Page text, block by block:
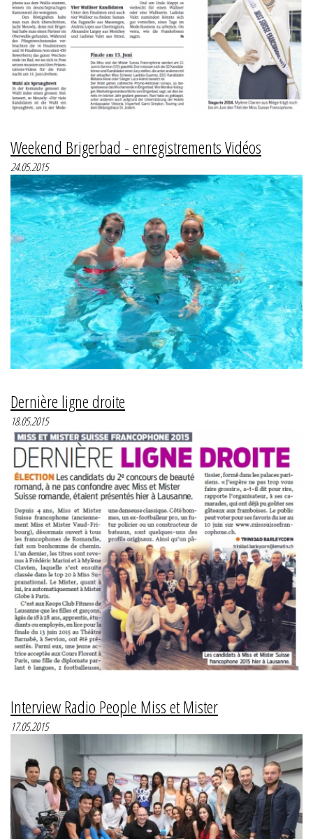
Weekend Brigerbad - enregistrements Vidéos
24.05.2015
Dernière ligne droite
18.05.2015
Interview Radio People Miss et Mister
17.05.2015